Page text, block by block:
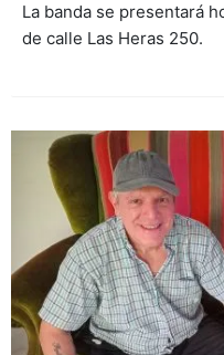
La banda se presentará
de calle Las Heras 250.